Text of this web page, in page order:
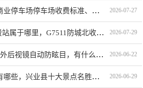
百仕达东郡广场商业停车场停车场收费标准、免费时长、日租月租信息 2026-07-27
G7511防城北收费站属于哪里，G7511防城北收费站入口的详细地址 2026-07-29
301-400匹马力、外后视镜自动防眩目，有什么车推荐？ 2026-06-22
兴业县名胜古迹有哪些，兴业县十大景点名胜古迹推荐 2026-06-29